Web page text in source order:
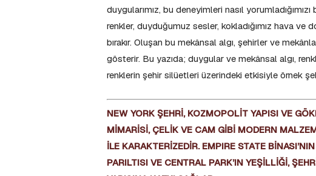
duygularımız, bu deneyimleri nasıl
renkler, duyduğumuz sesler, kokladığımız hava
bırakır. Oluşan bu mekânsal algı, şehirler ve
gösterir. Bu yazıda; duygular ve mekânsal algı,
renklerin şehir silüetleri üzerindeki etkisiyle örnek
NEW YORK ŞEHRİ, KOZMOPOLİT YAPISI VE
MİMARİSİ, ÇELİK VE CAM GİBİ MODERN
İLE KARAKTERİZEDİR. EMPIRE STATE
PARILTISI VE CENTRAL PARK’IN YEŞİLLİĞİ,